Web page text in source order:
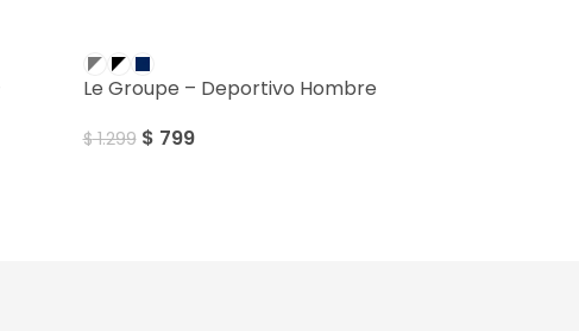
Le Groupe – Deportivo Hombre
$1.299 $ 799